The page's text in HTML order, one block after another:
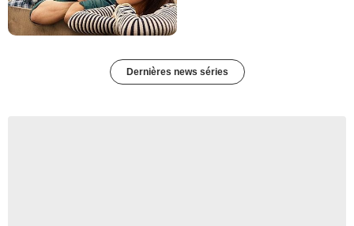
Dernières news séries